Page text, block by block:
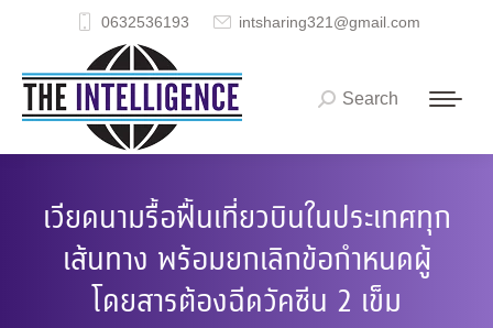
0632536193 intsharing321@gmail.com
Search:
Search
เวียดนามรื้อฟื้นเที่ยวบินในประเทศทุก
เส้นทาง พร้อมยกเลิกข้อกำหนดผู้
โดยสารต้องฉีดวัคซีน 2 เข็ม